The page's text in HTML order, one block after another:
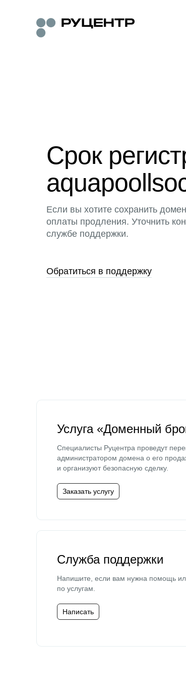
Срок
Если вы хотите сохранить
оплаты продления. Уточнить
службе поддержки.
Обратиться в поддержку
Услуга «Доменный
Специалисты Руцентра проведут
администратором домена о его
и организуют безопасную сделку.
Заказать услугу
Служба поддержки
Напишите, если вам нужна помощь
по услугам.
Написать